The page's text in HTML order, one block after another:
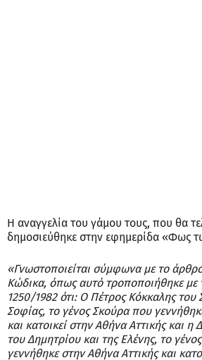
Η αναγγελία του γάμου τους, που θα
δημοσιεύθηκε στην εφημερίδα «Φως
«Γνωστοποιείται σύμφωνα με το
Κώδικα, όπως αυτό τροποποιήθηκε με
1250/1982 ότι: Ο Πέτρος Κόκκαλης του
Σοφίας, το γένος Σκούρα που
και κατοικεί στην Αθήνα Αττικής και
του Δημητρίου και της Ελένης, το
γεννήθηκε στην Αθήνα Αττικής και